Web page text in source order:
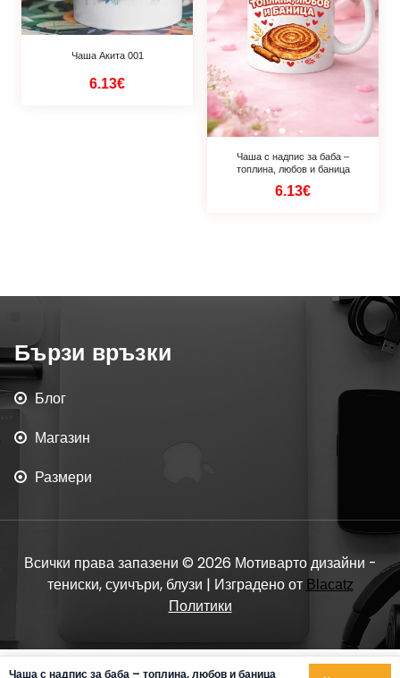
Чаша Акита 001
6.13€
Чаша с надпис за баба –
топлина, любов и баница
6.13€
Бързи връзки
Блог
Магазин
Размери
Всички права запазени © 2026 Мотиварто дизайни -
тениски, суичъри, блузи | Изградено от Blacatz
Политики
Чаша с надпис за баба – топлина, любов и баница